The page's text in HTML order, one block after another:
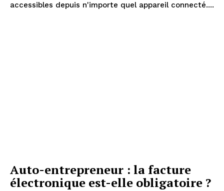
accessibles depuis n'importe quel appareil connecté....
Auto-entrepreneur : la facture
électronique est-elle obligatoire ?